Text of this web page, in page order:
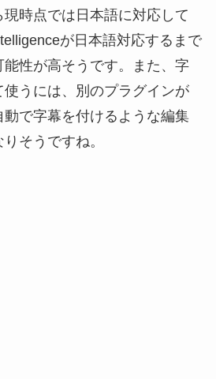
時点では日本語に対応して
が日本語対応するまで
性が高そうです。また、字
うには、別のプラグインが
で字幕を付けるような編集
そうですね。